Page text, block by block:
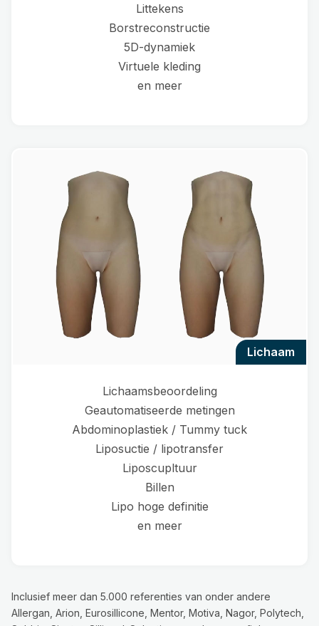
Littekens
Borstreconstructie
5D-dynamiek
Virtuele kleding
en meer
lichaam
Lichaamsbeoordeling
Geautomatiseerde metingen
Abdominoplastiek / Tummy tuck
Liposuctie / lipotransfer
Liposcupltuur
Billen
Lipo hoge definitie
en meer
Inclusief meer dan 5.000 referenties van onder andere
Allergan, Arion, Eurosillicone, Mentor, Motiva, Nagor, Polytech,